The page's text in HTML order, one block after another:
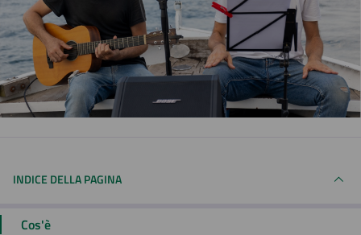
INDICE DELLA PAGINA
Cos'è